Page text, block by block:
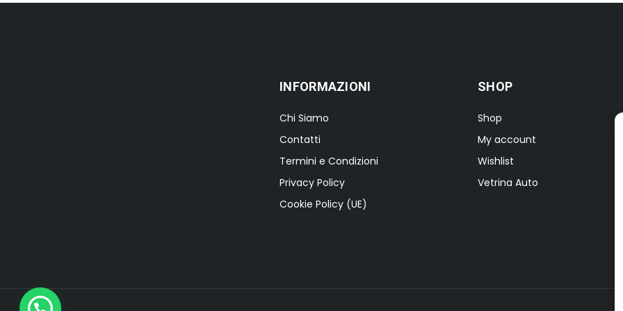
INFORMAZIONI
Chi Siamo
Contatti
Termini e Condizioni
Privacy Policy
Cookie Policy (UE)
SHOP
Shop
My account
Wishlist
Vetrina Auto